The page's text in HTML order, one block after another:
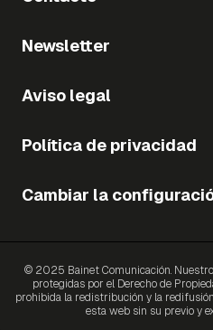
Newsletter
Aviso legal
Política de privacidad
Cambiar la
© 2025 Bainet Comunicación.
protegidas por el Derecho de
prohibida la redistribución y la
esta web sin su previo y